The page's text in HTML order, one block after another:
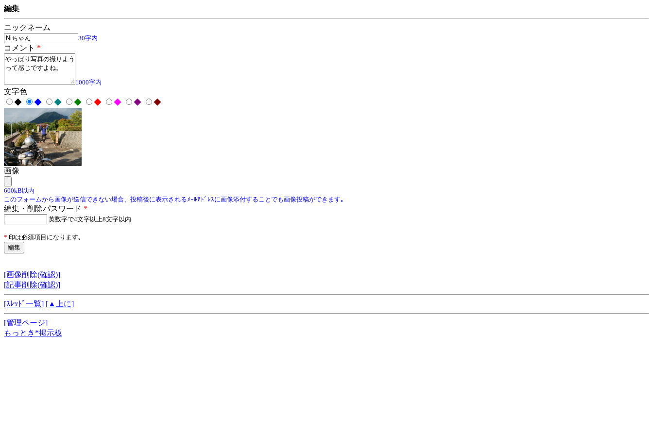
編集
ニックネーム
30字内
コメント *
1000字内
文字色
◆
◆ ◆ ◆ ◆ ◆ ◆ ◆
画像
600kB以内
このフォームから画像が送信できない場合、投稿後に表示されるﾒｰﾙｱﾄﾞﾚｽに画像添付することでも画像投稿ができます｡
編集・削除パスワード *
英数字で4文字以上8文字以内
* 印は必須項目になります｡
[画像削除(確認)]
[記事削除(確認)]
[ｽﾚｯﾄﾞ一覧] [▲上に]
[管理ページ]
もっとき*掲示板